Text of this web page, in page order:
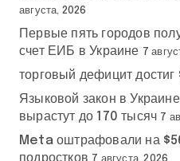
августа, 2026
Первые пять городов
счет ЕИБ в Украине 7
торговый дефицит
Языковой закон в
вырастут до 170 тысяч 7
Meta оштрафовали на
подростков 7 августа, 2026